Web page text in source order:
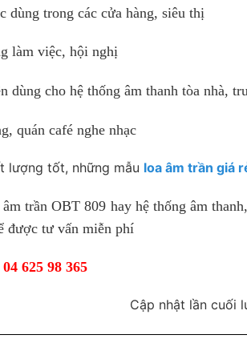
trong các cửa hàng, siêu thị
làm việc, hội nghị
dùng cho hệ thống âm thanh tòa nhà,
quán café nghe nhạc
lượng tốt, những mẫu loa âm trần giá
trần OBT 809 hay hệ thống âm
được tư vấn miễn phí
625 98 365
Cập nhật lần cuối